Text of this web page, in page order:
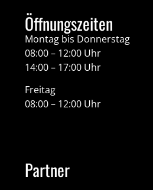
Öffnungszeiten
Montag bis Donnerstag
08:00 – 12:00 Uhr
14:00 – 17:00 Uhr
Freitag
08:00 – 12:00 Uhr
Partner